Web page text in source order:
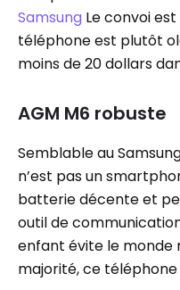
Samsung Le convoi
téléphone est plutôt
moins de 20 dollars
AGM M6 robuste
Semblable au
n’est pas un
batterie décente et
outil de
enfant évite le monde
majorité, ce